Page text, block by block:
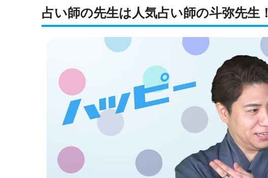
占い師の先生は人気占い師の斗弥先生！